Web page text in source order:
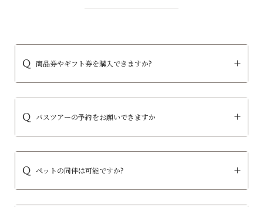
商品券やギフト券を購入できますか?
バスツアーの予約をお願いできますか
ペットの同伴は可能ですか?